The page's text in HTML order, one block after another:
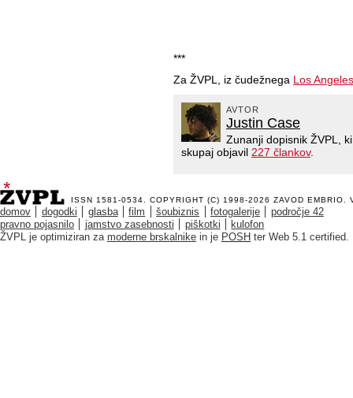
***
Za ŽVPL, iz čudežnega Los
AVTOR
Justin Case
Zunanji dopisnik ŽVPL,
skupaj objavil 227 člankov.
ISSN 1581-0534. COPYRIGHT (C) 1998-2026 ZAVOD EMBRIO .
domov dogodki glasba film šoubiznis fotogalerije
področje 42
pravno pojasnilo
jamstvo zasebnosti piškotki
kulofon
ŽVPL je optimiziran za moderne brskalnike in je POSH ter Web 5.1 certified.